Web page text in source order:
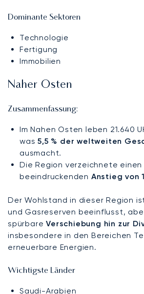
Dominante Sektoren
Technologie
Fertigung
Immobilien
Naher Osten
Zusammenfassung:
Im Nahen Osten leben 21.640
was5,5 % der weltweiten
ausmacht.
Die Region verzeichnete einen
beeindruckenden Anstieg von
Der Wohlstand in dieser Region
und Gasreserven beeinflusst,
spürbareVerschiebung hin zur
insbesondere in den Bereichen
erneuerbare Energien.
Wichtigste Länder
Saudi-Arabien